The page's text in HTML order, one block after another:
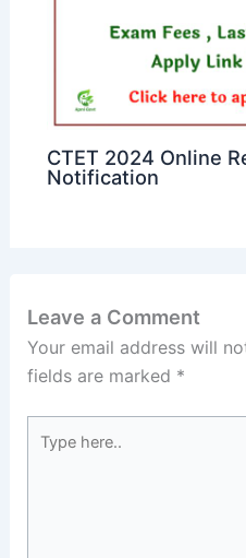
CTET 2024 Online
Notification
Leave a Comment
Your email address will
fields are marked *
here..